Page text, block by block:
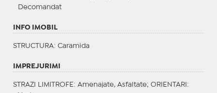
Decomandat
INFO IMOBIL
STRUCTURA: Caramida
IMPREJURIMI
STRAZI LIMITROFE : Amenajate, Asfaltate; ORIENTARI :